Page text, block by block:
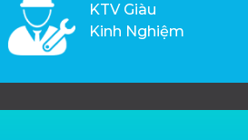
KTV Giàu
Kinh Nghiệm